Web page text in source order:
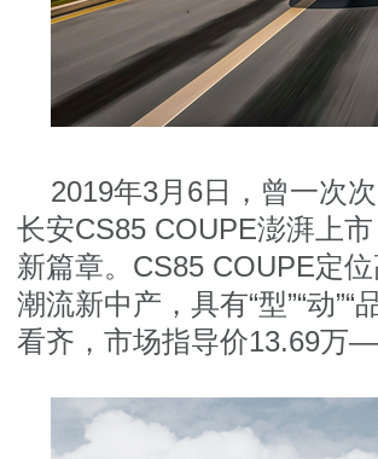
2019年3月6日，曾一次
长安CS85 COUPE澎湃上
新篇章。CS85 COUPE定
潮流新中产，具有“型”“动
看齐，市场指导价13.69万